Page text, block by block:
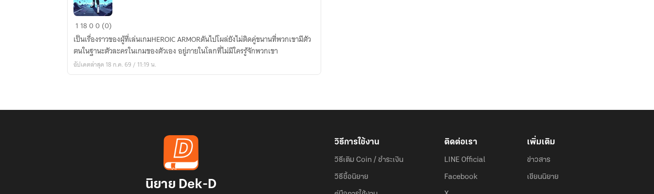
HEROIC
ARMOR
1 1800 (0)
เป็นเรื่องราวของผู้ที่เล่นเกมHEROIC ARMORดันไปโผล่ยังไม่ติดคู่ขนานที่พวกเขามีตัว
ตนในฐานะตัวละครในเกมของตัวเอง อยู่ภายในโลกที่ไม่มีใครรู้จักพวกเขา
อัปเดตล่าสุด 18 ก.ค. 69 / 11:19 น.
นิยาย Dek-D
วิธีการใช้งาน
วิธีเติม Coin / ชำระเงิน
วิธีซื้อนิยาย
ติดต่อเรา
LINE Official
Facebook
เพิ่มเติม
ข่าวสาร
เขียนนิยาย